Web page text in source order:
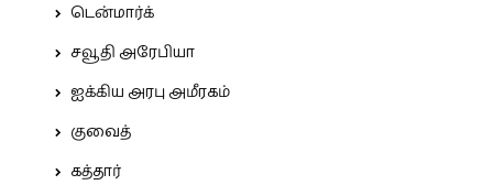
டென்மார்க்
சவூதி அரேபியா
ஐக்கிய அரபு அமீரகம்
குவைத்
கத்தார்